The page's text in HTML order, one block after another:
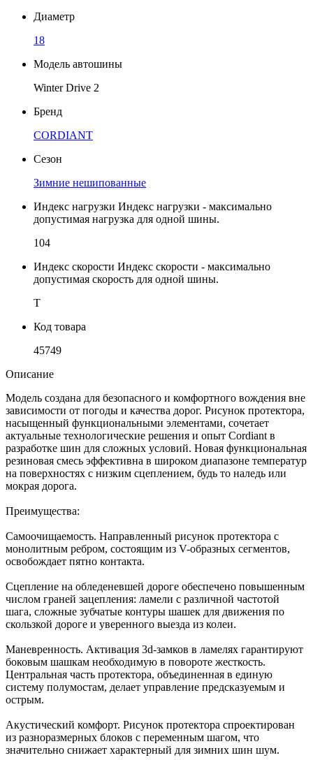
Диаметр
18
Модель автошины
Winter Drive 2
Бренд
CORDIANT
Сезон
Зимние нешипованные
Индекс нагрузки Индекс нагрузки - максимально
допустимая нагрузка для одной шины.
104
Индекс скорости Индекс скорости - максимально
допустимая скорость для одной шины.
T
Код товара
45749
Описание
Модель создана для безопасного и комфортного вождения вне
зависимости от погоды и качества дорог. Рисунок протектора,
насыщенный функциональными элементами, сочетает
актуальные технологические решения и опыт Cordiant в
разработке шин для сложных условий. Новая функциональная
резиновая смесь эффективна в широком диапазоне температур
на поверхностях с низким сцеплением, будь то наледь или
мокрая дорога.
Преимущества:
Самоочищаемость. Направленный рисунок протектора с
монолитным ребром, состоящим из V-образных сегментов,
освобождает пятно контакта.
Сцепление на обледеневшей дороге обеспечено повышенным
числом граней зацепления: ламели с различной частотой
шага, сложные зубчатые контуры шашек для движения по
скользкой дороге и уверенного выезда из колеи.
Маневренность. Активация 3d-замков в ламелях гарантируют
боковым шашкам необходимую в повороте жесткость.
Центральная часть протектора, объединенная в единую
систему полумостам, делает управление предсказуемым и
острым.
Акустический комфорт. Рисунок протектора спроектирован
из разноразмерных блоков с переменным шагом, что
значительно снижает характерный для зимних шин шум.